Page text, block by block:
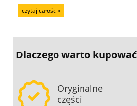
czytaj całość »
Dlaczego warto kupować
Oryginalne
części